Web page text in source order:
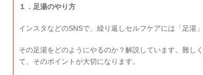
１．足湯のやり方
インスタなどのSNSで、繰り返しセルフケアには「足湯
その足湯をどのようにやるのか？解説しています。難し
て、そのポイントが大切になります。